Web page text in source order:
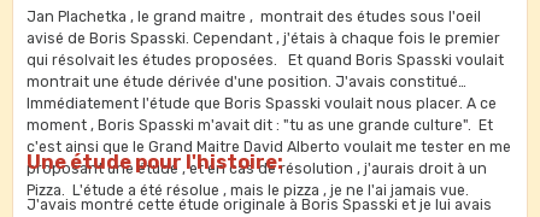
Jan Plachetka , le grand maitre , montrait des études sous l'oeil
avisé de Boris Spasski. Cependant , j'étais à chaque fois le premier
qui résolvait les études proposées. Et quand Boris Spasski voulait
montrait une étude dérivée d'une position. J'avais constitué
Immédiatement l'étude que Boris Spasski voulait nous placer. A ce
moment , Boris Spasski m'avait dit : "tu as une grande culture". Et
c'est ainsi que le Grand Maitre David Alberto voulait me tester en me
proposant une étude , et en cas de résolution , j'aurais droit à un
Pizza. L'étude a été résolue , mais le pizza , je ne l'ai jamais vue.
Une étude pour l'histoire:
J'avais montré cette étude originale à Boris Spasski et je lui avais